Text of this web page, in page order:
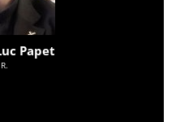
Papet